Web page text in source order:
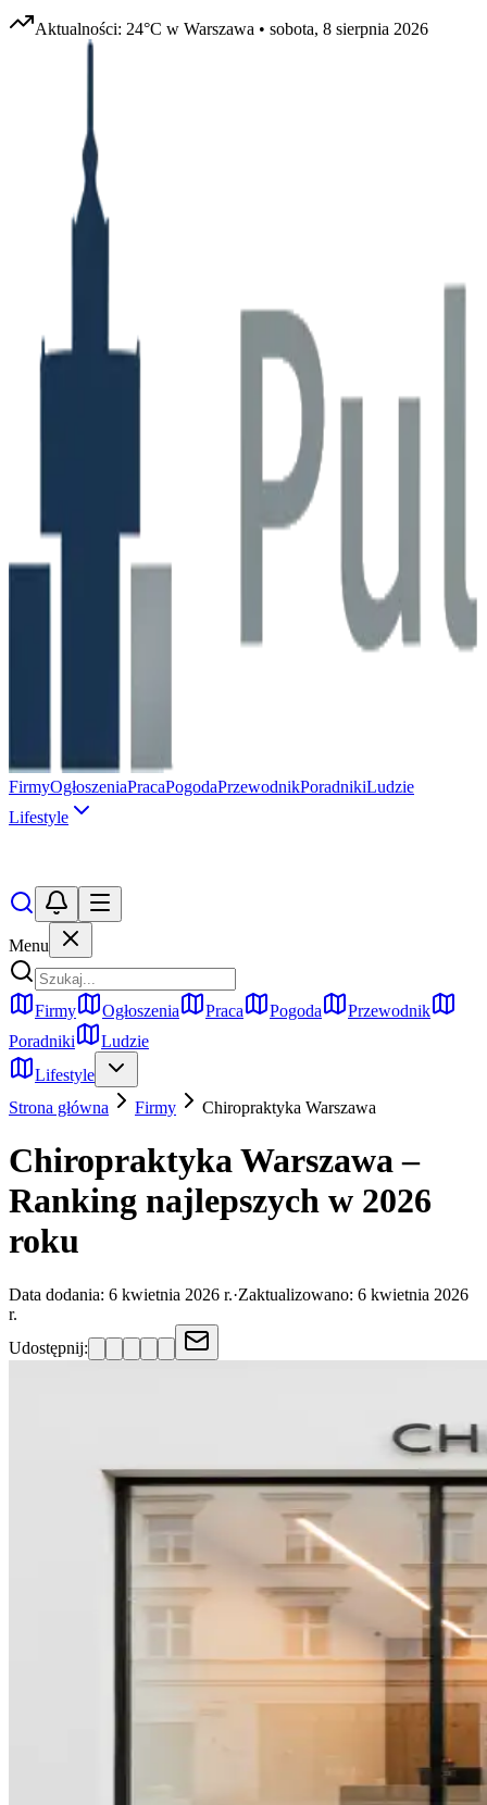
Aktualności: 24°C w Warszawa • sobota, 8 sierpnia 2026
FirmyOgłoszeniaPracaPogodaPrzewodnikPoradnikiLudzie
Lifestyle
Menu
Firmy Ogłoszenia Praca Pogoda
Przewodnik
Poradniki
Ludzie
Lifestyle
Strona główna
Firmy Chiropraktyka Warszawa
Chiropraktyka Warszawa –
Ranking najlepszych w 2026
roku
Data dodania: 6 kwietnia 2026 r.·Zaktualizowano: 6 kwietnia 2026
r.
Udostępnij: